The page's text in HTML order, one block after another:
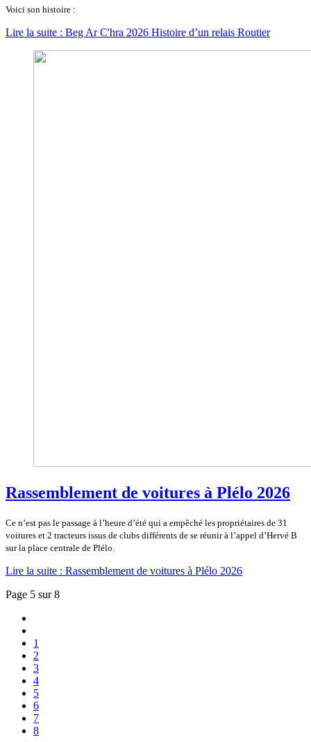
Voici son histoire :
Lire la suite : Beg Ar C'hra 2026 Histoire d’un relais Routier
Rassemblement de voitures à Plélo 2026
Ce n’est pas le passage à l’heure d’été qui a empêché les propriétaires de 31
voitures et 2 tracteurs issus de clubs différents de se réunir à l’appel d’Hervé B
sur la place centrale de Plélo.
Lire la suite : Rassemblement de voitures à Plélo 2026
Page 5 sur 8
1
2
3
4
5
6
7
8